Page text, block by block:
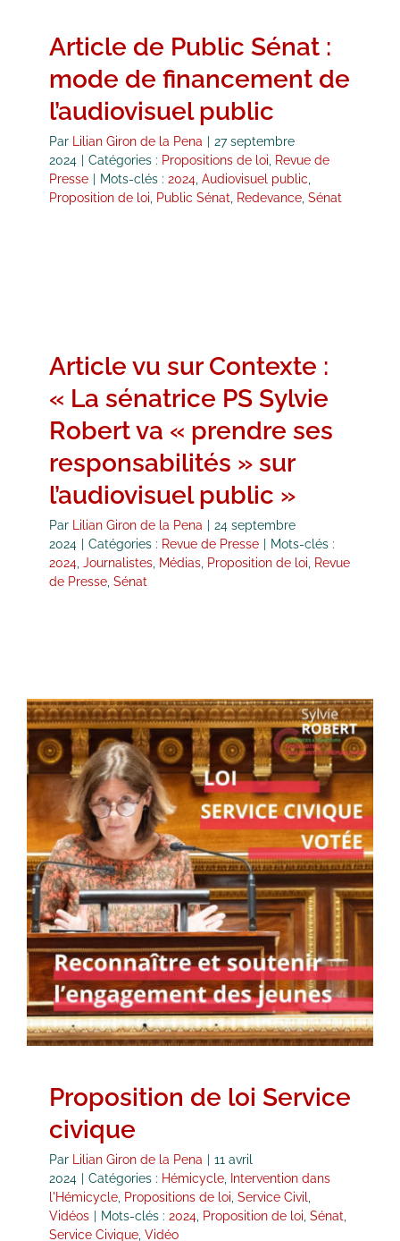
Article de Public Sénat :
mode de financement de
l’audiovisuel public
Par Lilian Giron de la Pena
27 septembre
2024
Catégories : Propositions de loi
Revue de
Presse
Mots-clés : 2024 Audiovisuel public
Proposition de loi
Public Sénat Redevance Sénat
Article vu sur Contexte :
« La sénatrice PS Sylvie
Robert va « prendre ses
responsabilités » sur
l’audiovisuel public »
Par Lilian Giron de la Pena
24 septembre
2024
Catégories : Revue de Presse
Mots-clés :
2024 Journalistes Médias Proposition de loi
Revue
de Presse Sénat
Proposition de loi Service civique
Hémicycle Intervention dans l'Hémicycle
Propositions de loi Service Civil Vidéos
Proposition de loi Service
civique
Par Lilian Giron de la Pena
11 avril
2024
Catégories : Hémicycle
Intervention dans
l'Hémicycle Propositions de loi Service Civil
Vidéos
Mots-clés : 2024 Proposition de loi Sénat
Service Civique Vidéo